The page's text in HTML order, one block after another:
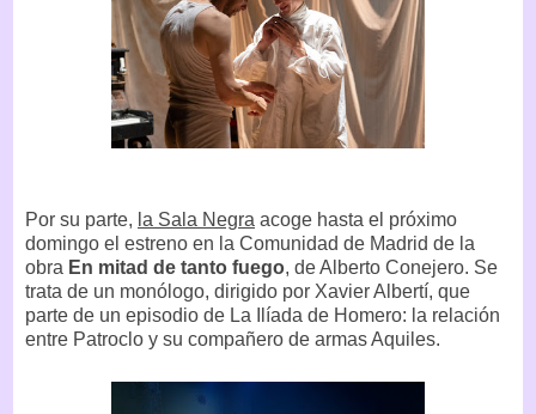
Por su parte, la Sala Negra acoge hasta el próximo
domingo el estreno en la Comunidad de Madrid de la
obra En mitad de tanto fuego, de Alberto Conejero. Se
trata de un monólogo, dirigido por Xavier Albertí, que
parte de un episodio de La Ilíada de Homero: la relación
entre Patroclo y su compañero de armas Aquiles.